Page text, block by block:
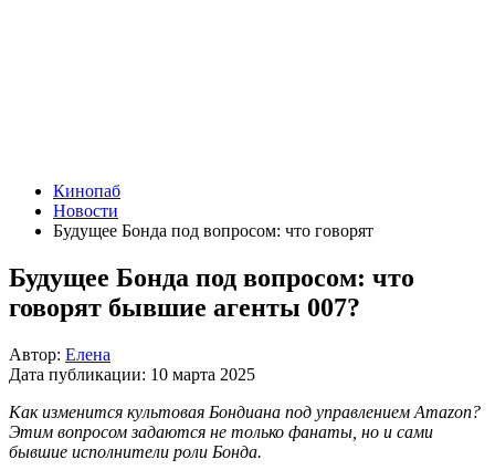
Кинопаб
Новости
Будущее Бонда под вопросом: что говорят
Будущее Бонда под вопросом: что
говорят бывшие агенты 007?
Автор: Елена
Дата публикации: 10 марта 2025
Как изменится культовая Бондиана под управлением Amazon?
Этим вопросом задаются не только фанаты, но и сами
бывшие исполнители роли Бонда.